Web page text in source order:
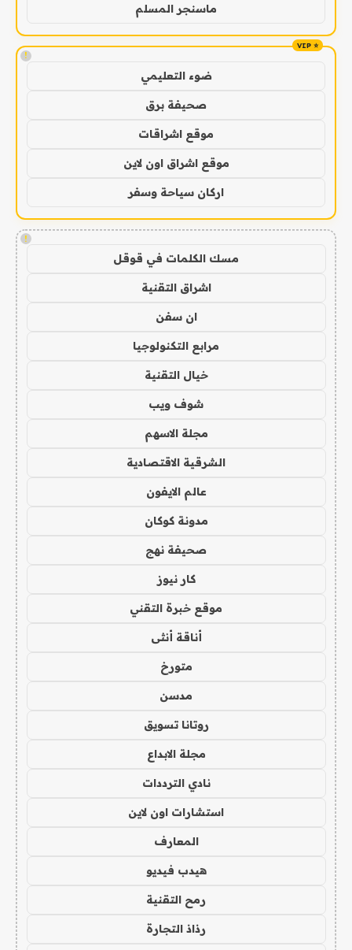
ماسنجر المسلم
!
ضوء التعليمي
صحيفة برق
موقع اشراقات
موقع اشراق اون لاين
اركان سياحة وسفر
!
مسك الكلمات في قوقل
اشراق التقنية
ان سفن
مرابع التكنولوجيا
خيال التقنية
شوف ويب
مجلة الاسهم
الشرقية الاقتصادية
عالم الايفون
مدونة كوكان
صحيفة نهج
كار نيوز
موقع خبرة التقني
أناقة أنثى
متورخ
مدسن
روتانا تسويق
مجلة الابداع
نادي الترددات
استشارات اون لاين
المعارف
هيدب فيديو
رمح التقنية
رذاذ التجارة